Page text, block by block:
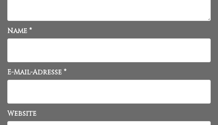
Name *
E-Mail-Adresse *
Website